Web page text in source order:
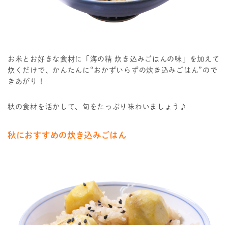
お米とお好きな食材に「海の精 炊き込みごはんの味」を加えて
炊くだけで、かんたんに“おかずいらずの炊き込みごはん”ので
きあがり！
秋の食材を活かして、旬をたっぷり味わいましょう♪
秋におすすめの炊き込みごはん